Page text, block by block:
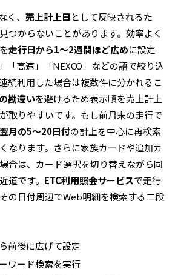
く、売上計上日 として反映されるた
つからないことがあります。効率よく
走行日から1～2週間ほど広めに設定
「高速」「NEXCO」などの語で絞り込
続利用した場合は複数件に分かれるこ
勘違いを避けるため表示順を売上計上
取りやすいです。もし前月末の走行で
翌月の5～20日付の計上を中心に再検索
なります。さらに家族カードや追加カ
合は、カード選択を切り替えながら同
道です。 ETC利用照会サービスで走行
の日付周辺でWeb明細を検索する二段
前後に広げて設定
ワード検索を実行